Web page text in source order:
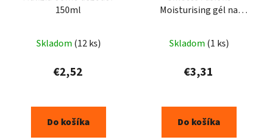
150ml
Skladom (12 ks)
€2,52
Do košíka
Moisturising gél na
Skladom (1 ks)
€3,31
Do košíka